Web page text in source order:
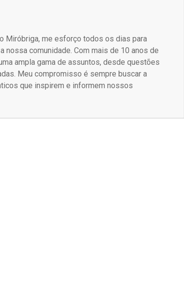
Miróbriga, me esforço todos os dias para
nossa comunidade. Com mais de 10 anos de
ampla gama de assuntos, desde questões
Meu compromisso é sempre buscar a
que inspirem e informem nossos